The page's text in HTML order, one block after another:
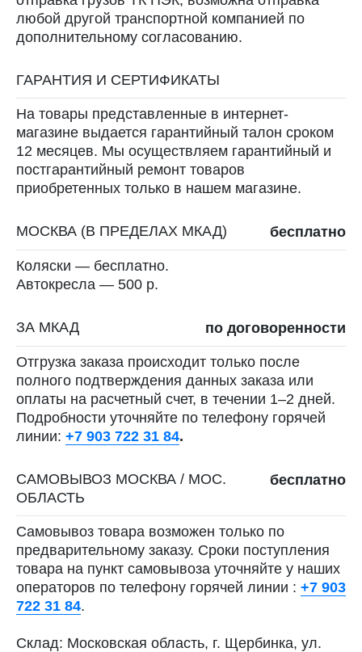
любой другой транспортной компанией по
дополнительному согласованию.
ГАРАНТИЯ И СЕРТИФИКАТЫ
На товары представленные в интернет-
магазине выдается гарантийный талон сроком
12 месяцев. Мы осуществляем гарантийный и
постгарантийный ремонт товаров
приобретенных только в нашем магазине.
МОСКВА (В ПРЕДЕЛАХ МКАД) бесплатно
Коляски — бесплатно.
Автокресла — 500 р.
ЗА МКАД по договоренности
Отгрузка заказа происходит только после
полного подтверждения данных заказа или
оплаты на расчетный счет, в течении 1–2 дней.
Подробности уточняйте по телефону горячей
линии: +7 903 722 31 84.
САМОВЫВОЗ МОСКВА / МОС.
ОБЛАСТЬ
бесплатно
Самовывоз товара возможен только по
предварительному заказу. Сроки поступления
товара на пункт самовывоза уточняйте у наших
операторов по телефону горячей линии : +7 903
722 31 84.
Склад: Московская область, г. Щербинка, ул.